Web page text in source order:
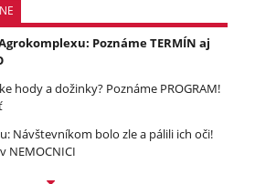
Poznáme TERMÍN aj
hody a dožinky? Poznáme PROGRAM!
Návštevníkom bolo zle a pálili ich oči!
NEMOCNICI